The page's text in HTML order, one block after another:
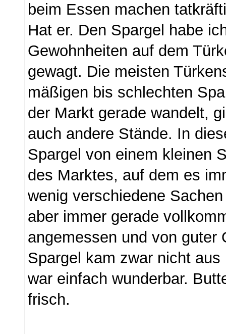
beim Essen machen
Hat er. Den Spargel habe
Gewohnheiten auf dem
gewagt. Die meisten
mäßigen bis schlechten
der Markt gerade wandelt,
auch andere Stände. In
Spargel von einem kleinen
des Marktes, auf dem es
wenig verschiedene
aber immer gerade
angemessen und von guter
Spargel kam zwar nicht
war einfach wunderbar.
frisch.